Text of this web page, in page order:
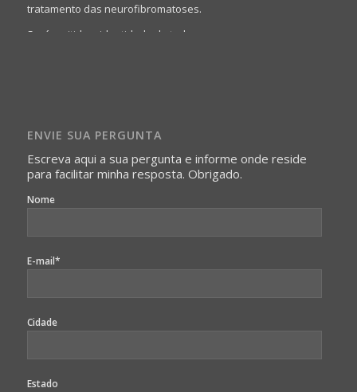
tratamento das neurofibromatoses.
Será omitida a identidade de todas as pessoas que
identificação da pessoa fotografada.
ENVIE SUA PERGUNTA
Escreva aqui a sua pergunta e informe onde reside
para facilitar minha resposta. Obrigado.
Nome
E-mail*
Cidade
Estado